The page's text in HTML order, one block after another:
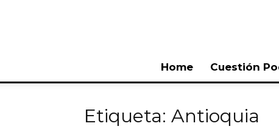
Home Cuestión
Etiqueta: Antioquia